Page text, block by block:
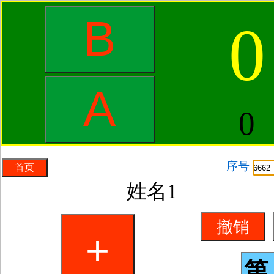
0
0
序号
姓名1